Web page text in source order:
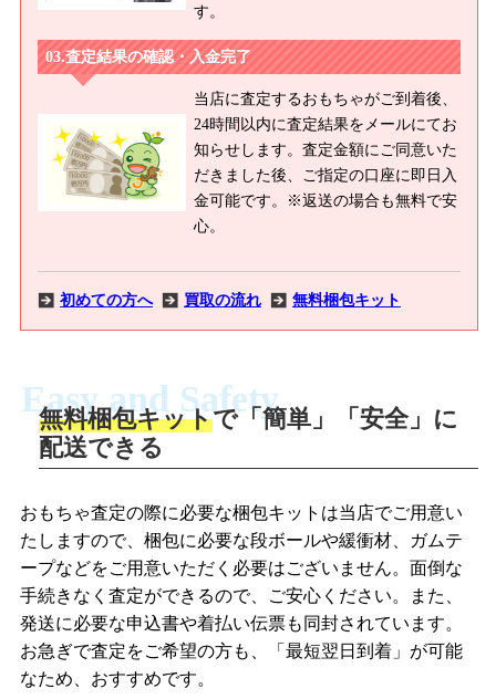
す。
査定結果の確認・入金完了
当店に査定するおもちゃがご到着後、
24時間以内に査定結果をメールにてお
知らせします。査定金額にご同意いた
だきました後、ご指定の口座に即日入
金可能です。※返送の場合も無料で安
心。
初めての方へ 買取の流れ 無料梱包キット
商品撮影
商品を撮影して、査定フォームから画像
を送信します。
梱包キットをメールで申し込み
査定結果をメールで確認し、梱包キット
を申し込みます。梱包キットは送料無料
LINEの友だち追加・査定画像を送信
「ジョニージョイLINE査定」を友だちに
追加し、スマートフォンなどのカメラで
撮影したおもちゃの写真をトーク中に送
梱包キットをLINEで申し込み
査定結果をLINEで確認し、梱包キットを
Easy and Safety
無料梱包キットで「簡単」「安全」に
配送できる
おもちゃ査定の際に必要な梱包キットは当店でご用意い
たしますので、梱包に必要な段ボールや緩衝材、ガムテ
ープなどをご用意いただく必要はございません。面倒な
手続きなく査定ができるので、ご安心ください。また、
発送に必要な申込書や着払い伝票も同封されています。
お急ぎで査定をご希望の方も、「最短翌日到着」が可能
なため、おすすめです。